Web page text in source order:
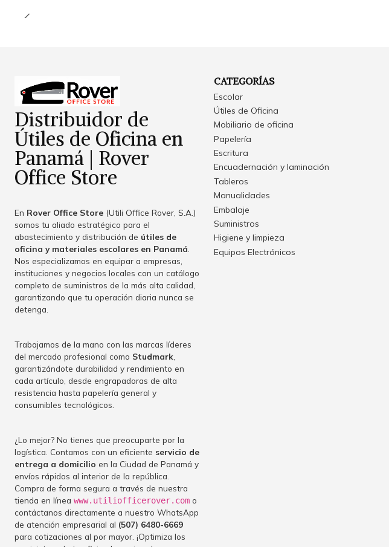
Distribuidor de
Útiles de Oficina en
Panamá | Rover
Office Store
En Rover Office Store (Utili Office Rover, S.A.)
somos tu aliado estratégico para el
abastecimiento y distribución de útiles de
oficina y materiales escolares en Panamá
Nos especializamos en equipar a empresas,
instituciones y negocios locales con un catálogo
completo de suministros de la más alta calidad,
garantizando que tu operación diaria nunca se
detenga.
Trabajamos de la mano con las marcas líderes
del mercado profesional como Studmark
garantizándote durabilidad y rendimiento en
cada artículo, desde engrapadoras de alta
resistencia hasta papelería general y
consumibles tecnológicos.
¿Lo mejor? No tienes que preocuparte por la
logística. Contamos con un eficiente servicio de
entrega a domicilio en la Ciudad de Panamá y
envíos rápidos al interior de la república.
Compra de forma segura a través de nuestra
tienda en línea www.utiliofficerover.com o
contáctanos directamente a nuestro WhatsApp
de atención empresarial al (507) 6480-6669
para cotizaciones al por mayor. ¡Optimiza los
CATEGORÍAS
Escolar
Útiles de Oficina
Mobiliario de oficina
Papelería
Escritura
Encuadernación y laminación
Tableros
Manualidades
Embalaje
Suministros
Higiene y limpieza
Equipos Electrónicos